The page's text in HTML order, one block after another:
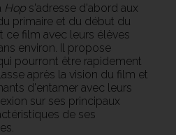
Hop s'adresse d'abord aux
primaire et du début du
ce film avec leurs élèves
environ. Il propose
pourront être rapidement
après la vision du film et
d'entamer avec leurs
sur ses principaux
de ses